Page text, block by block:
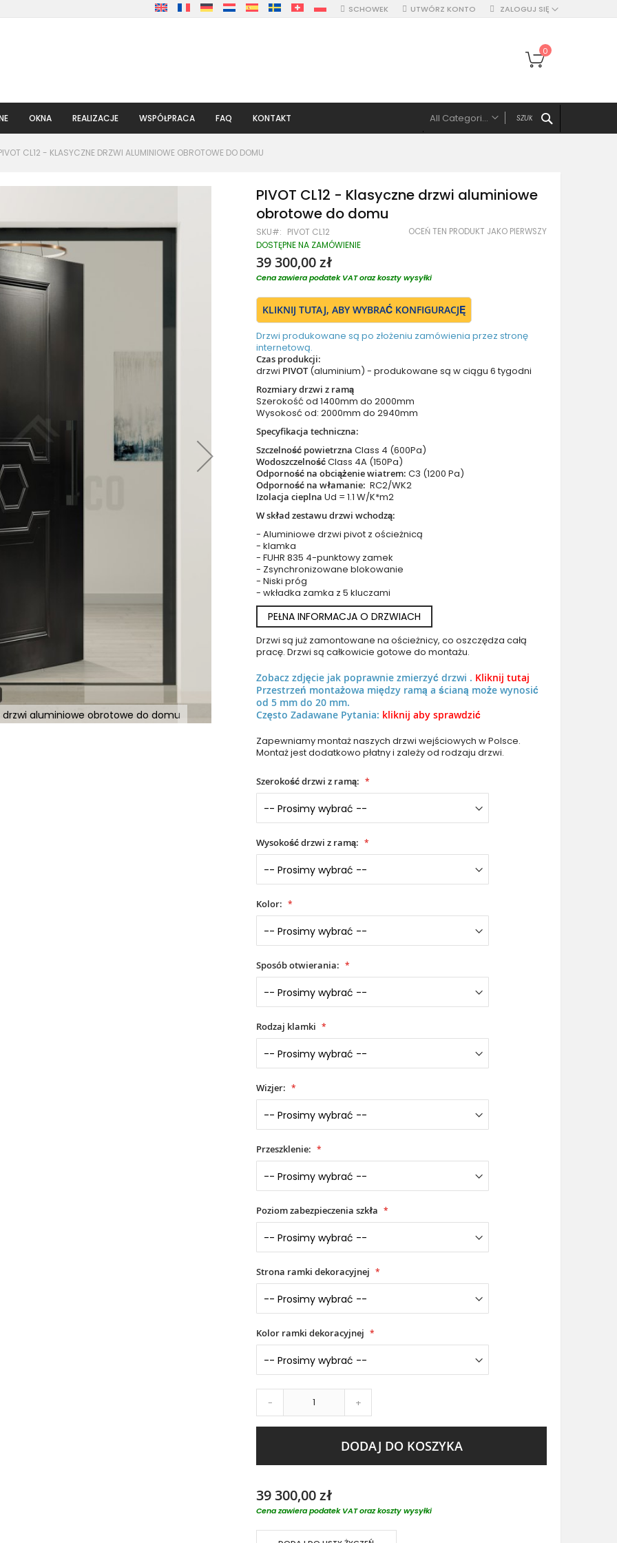
SCHOWEK ZALOGUJ SIĘ
UTWÓRZ KONTO
Mój koszyk
0
OKNA REALIZACJE WSPÓŁPRACA FAQ KONTAKT All Categories
Drzwi pojedyńcze aluminiowe
Drzwi z lewym naświetlem
Drzwi z prawym naświetlem
Drzwi z górnym i lewym naświetlem
Drzwi z lewym i prawym naświetlem
Akcesoria do drzwi
CL12 - KLASYCZNE DRZWI ALUMINIOWE OBROTOWE DO DOMU
drzwi aluminiowe obrotowe do domu PIVOT CL12 - Klasyczne drzwi aluminiowe obrotowe do
PIVOT CL12 - Klasyczne drzwi aluminiowe
obrotowe do domu
SKU PIVOT CL12 OCEŃ TEN PRODUKT JAKO PIERWSZY
DOSTĘPNE NA ZAMÓWIENIE
39 300,00 zł
Cena zawiera podatek VAT oraz koszty wysyłki
KLIKNIJ TUTAJ, ABY WYBRAĆ KONFIGURACJĘ
Drzwi produkowane są po złożeniu zamówienia przez stronę
internetową.
Czas produkcji:
drzwi PIVOT(aluminium) - produkowane są w ciągu 6 tygodni
Rozmiary drzwi z ramą
Szerokość od 1400mm do 2000mm
Wysokosć od: 2000mm do 2940mm
Specyfikacja techniczna:
Szczelność powietrznaClass 4 (600Pa)
WodoszczelnośćClass 4A (150Pa)
Odporność na obciążenie wiatrem:C3 (1200 Pa)
Odporność na włamanie:RC2/WK2
Izolacja cieplna Ud = 1.1 W/K*m2
W skład zestawu drzwi wchodzą:
- Aluminiowe drzwi pivot z ościeżnicą
- klamka
- FUHR 835 4-punktowy zamek
- Zsynchronizowane blokowanie
- Niski próg
- wkładka zamka z 5 kluczami
PEŁNA INFORMACJA O DRZWIACH
Drzwi są już zamontowane na ościeżnicy, co oszczędza całą
pracę. Drzwi są całkowicie gotowe do montażu.
Zobacz zdjęcie jak poprawnie zmierzyć drzwi . Kliknij tutaj
Przestrzeń montażowa między ramą a ścianą może wynosić
od 5 mm do 20 mm.
Często Zadawane Pytania: kliknij aby sprawdzić
Zapewniamy montaż naszych drzwi wejściowych w Polsce.
Montaż jest dodatkowo płatny i zależy od rodzaju drzwi.
Szerokość drzwi z ramą:
Wysokość drzwi z ramą:
Kolor:
Sposób otwierania:
Rodzaj klamki
Wizjer:
Przeszklenie:
Poziom zabezpieczenia szkła
Strona ramki dekoracyjnej
Kolor ramki dekoracyjnej
- +
DODAJ DO KOSZYKA
39 300,00 zł
Cena zawiera podatek VAT oraz koszty wysyłki